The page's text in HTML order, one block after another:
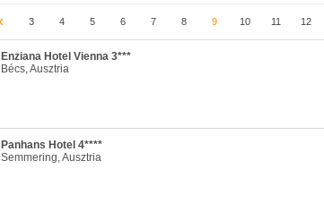
3 4 5 6 7 8 9 10 11 12
Enziana Hotel Vienna 3***
Bécs, Ausztria
Panhans Hotel 4****
Semmering, Ausztria